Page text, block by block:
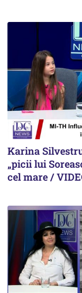
Karina
„picii lui
cel mare /